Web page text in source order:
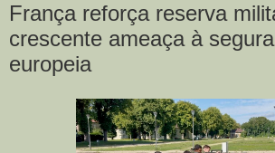
França reforça reserva
crescente ameaça à
europeia